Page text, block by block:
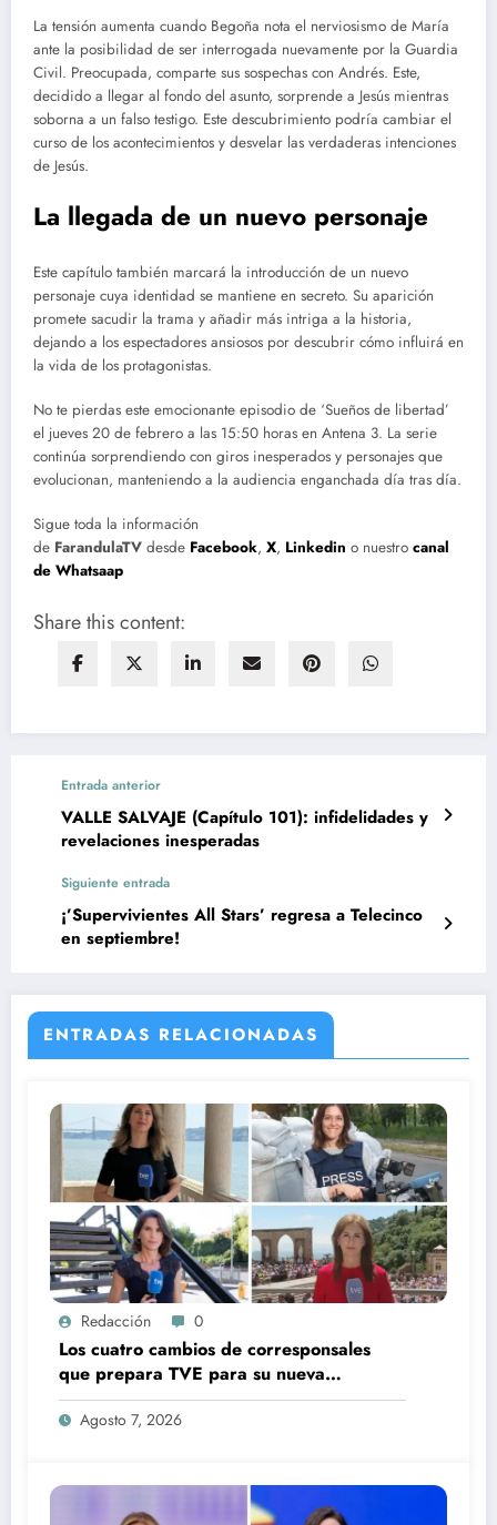
La tensión aumenta cuando Begoña nota el nerviosismo de María
ante la posibilidad de ser interrogada nuevamente por la Guardia
Civil. Preocupada, comparte sus sospechas con Andrés. Este,
decidido a llegar al fondo del asunto, sorprende a Jesús mientras
soborna a un falso testigo. Este descubrimiento podría cambiar el
curso de los acontecimientos y desvelar las verdaderas intenciones
de Jesús.
La llegada de un nuevo personaje
Este capítulo también marcará la introducción de un nuevo
personaje cuya identidad se mantiene en secreto. Su aparición
promete sacudir la trama y añadir más intriga a la historia,
dejando a los espectadores ansiosos por descubrir cómo influirá en
la vida de los protagonistas.
No te pierdas este emocionante episodio de ‘Sueños de libertad’
el jueves 20 de febrero a las 15:50 horas en Antena 3. La serie
continúa sorprendiendo con giros inesperados y personajes que
evolucionan, manteniendo a la audiencia enganchada día tras día.
Sigue toda la información
de FarandulaTV desde Facebook, X, Linkedin o nuestro canal
de Whatsaap
Share this content:
Entrada anterior
VALLE SALVAJE (Capítulo 101): infidelidades y
revelaciones inesperadas
Siguiente entrada
¡’Supervivientes All Stars’ regresa a Telecinco
en septiembre!
ENTRADAS RELACIONADAS
Redacción 0
Los cuatro cambios de corresponsales
que prepara TVE para su nueva
temporada
Agosto 7, 2026